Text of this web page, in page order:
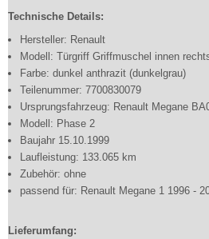
Technische Details:
Hersteller: Renault
Modell: Türgriff Griffmuschel innen
Farbe: dunkel anthrazit (dunkelgrau)
Teilenummer: 7700830079
Ursprungsfahrzeug: Renault Megane
Modell: Phase 2
Baujahr 15.10.1999
Laufleistung: 133.065 km
Zubehör: ohne
passend für: Renault Megane 1 1996 -
Lieferumfang: